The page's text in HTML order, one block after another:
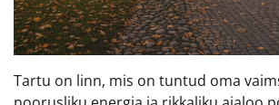
Tartu on linn, mis on tuntud oma